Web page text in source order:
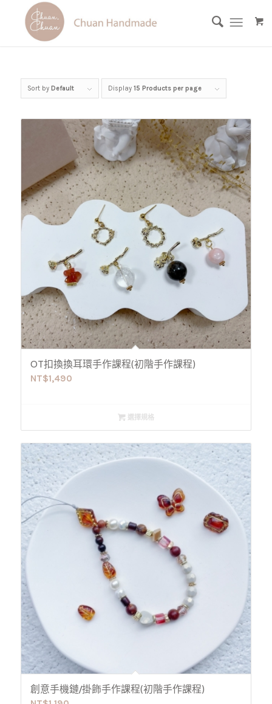
Sort by Default Display 15 Products per page
OT扣換換耳環手作課程(初階手作課程)
NT$1,490
選擇規格
創意手機鏈/掛飾手作課程(初階手作課程)